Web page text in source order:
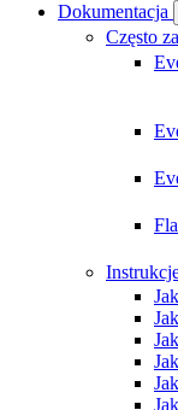
Dokumentacja
Często